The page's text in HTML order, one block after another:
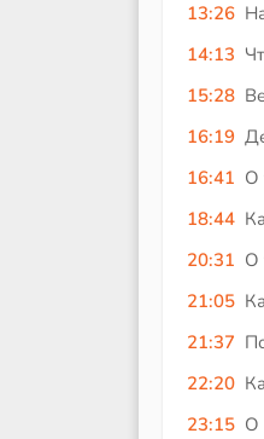
13:26
14:13
15:28
16:19
16:41 О
18:44
20:31 О
21:05
21:37
22:20
23:15 О